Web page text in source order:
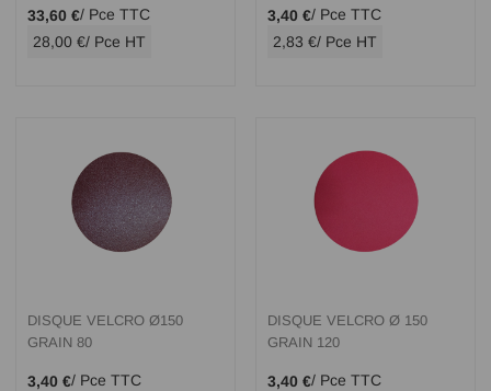
33,60 €/ Pce TTC
28,00 €/ Pce HT
3,40 €/ Pce TTC
2,83 €/ Pce HT
DISQUE VELCRO Ø150
GRAIN 80
3,40 €/ Pce TTC
DISQUE VELCRO Ø 150
GRAIN 120
3,40 €/ Pce TTC